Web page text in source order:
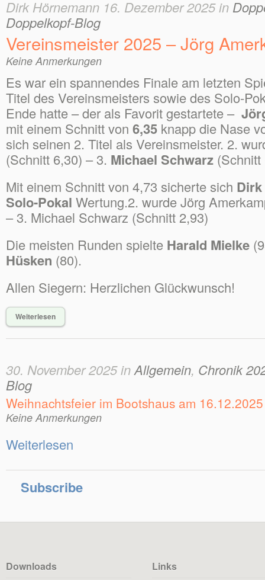
Dirk Hörnemann 16. Dezember 2025 in
Doppelkopf-Blog
Vereinsmeister 2025 – Jörg
Keine Anmerkungen
Es war ein spannendes Finale am letzten
Titel des Vereinsmeisters sowie des Solo-
Ende hatte – der als Favorit gestartete –
mit einem Schnitt von 6,35 knapp die Nase
sich seinen 2. Titel als Vereinsmeister. 2.
(Schnitt 6,30) – 3. Michael Schwarz (Schnitt
Mit einem Schnitt von 4,73 sicherte sich
Solo-Pokal Wertung.2. wurde Jörg
– 3. Michael Schwarz (Schnitt 2,93)
Die meisten Runden spielte Harald Mielke
Hüsken (80).
Allen Siegern: Herzlichen Glückwunsch!
Weiterlesen
30. November 2025 inAllgemein, Chronik
Blog
Weihnachtsfeier im Bootshaus am 16.12.2025
Keine Anmerkungen
Weiterlesen
Subscribe
Downloads Links